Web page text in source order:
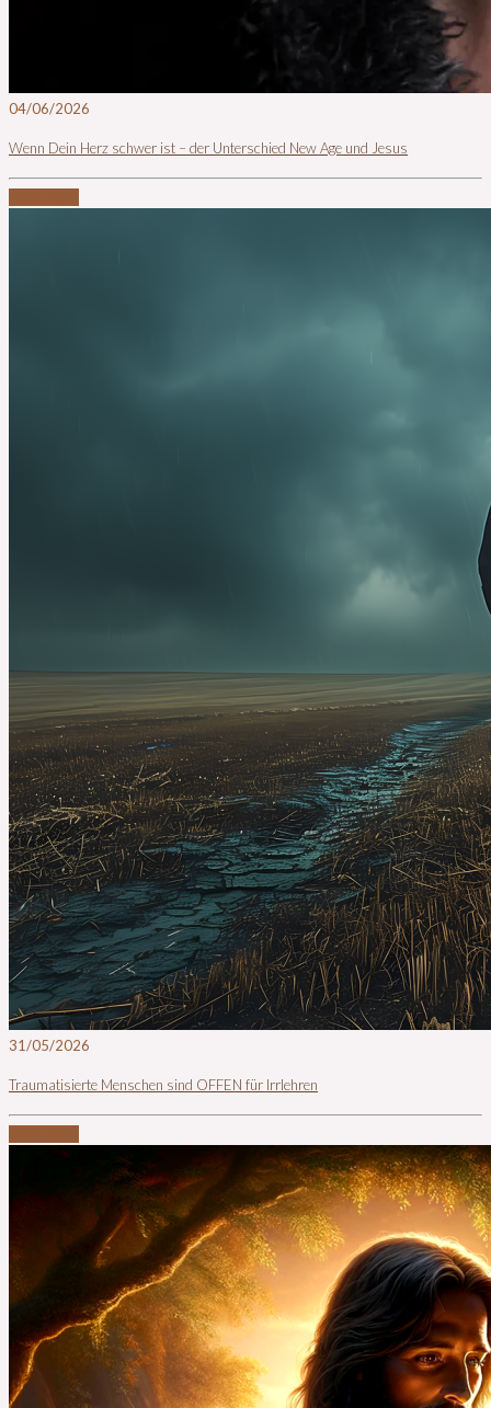
04/06/2026
Wenn Dein Herz schwer ist – der Unterschied New Age und Jesus
31/05/2026
Traumatisierte Menschen sind OFFEN für Irrlehren